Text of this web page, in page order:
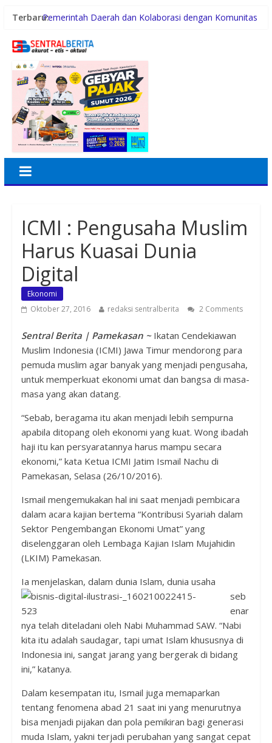
Terbaru:Pemerintah Daerah dan Kolaborasi dengan Komunitas
Pencurian Rumah Kosong
Turunkan Kemiskinan dan Pengangguran
Kunker ke Tapteng, Kapolda Sumut Letakkan Batu
Pertama Pembangunan Rusun Polres Tapanuli Tengah
Konsumsi Sabu di Kabin Truk, Supir Tangki Asal Aceh
Diamankan Sat Intelkam Polres Sergai
ICMI : Pengusaha Muslim
Harus Kuasai Dunia
Digital
Ekonomi
Oktober 27, 2016
redaksi sentralberita 2 Comments
Sentral Berita | Pamekasan ~Ikatan Cendekiawan
Muslim Indonesia (ICMI) Jawa Timur mendorong para
pemuda muslim agar banyak yang menjadi pengusaha,
untuk memperkuat ekonomi umat dan bangsa di masa-
masa yang akan datang.
“Sebab, beragama itu akan menjadi lebih sempurna
apabila ditopang oleh ekonomi yang kuat. Wong ibadah
haji itu kan persyaratannya harus mampu secara
ekonomi,” kata Ketua ICMI Jatim Ismail Nachu di
Pamekasan, Selasa (26/10/2016).
Ismail mengemukakan hal ini saat menjadi pembicara
dalam acara kajian bertema “Kontribusi Syariah dalam
Sektor Pengembangan Ekonomi Umat” yang
diselenggaran oleh Lembaga Kajian Islam Mujahidin
(LKIM) Pamekasan.
Ia menjelaskan, dalam dunia Islam, dunia usaha
seb
enar
nya telah diteladani oleh Nabi Muhammad SAW. “Nabi
kita itu adalah saudagar, tapi umat Islam khususnya di
Indonesia ini, sangat jarang yang bergerak di bidang
ini,” katanya.
Dalam kesempatan itu, Ismail juga memaparkan
tentang fenomena abad 21 saat ini yang menurutnya
bisa menjadi pijakan dan pola pemikiran bagi generasi
muda Islam, yakni terjadi perubahan yang sangat cepat